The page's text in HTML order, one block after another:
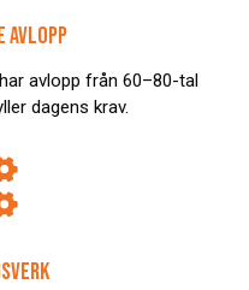
AVLOPP
avlopp från 60–80-tal
dagens krav.